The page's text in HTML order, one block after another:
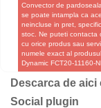
Convector de
se poate intampla ca
neincluse in pret,
stoc. Ne puteti contacta
cu orice produs sau
numele exact al
Dynamic FCT20-11160-
Descarca de
Social plugin